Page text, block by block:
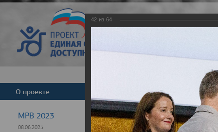
Версия для
О проекте Новости
МРВ 2023
08.06.2023
42 из 64